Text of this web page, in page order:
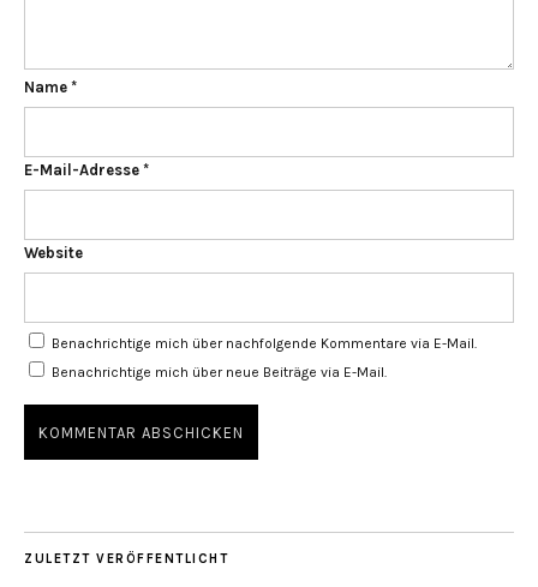
Name *
E-Mail-Adresse *
Website
Benachrichtige mich über nachfolgende Kommentare via E-Mail.
Benachrichtige mich über neue Beiträge via E-Mail.
ZULETZT VERÖFFENTLICHT